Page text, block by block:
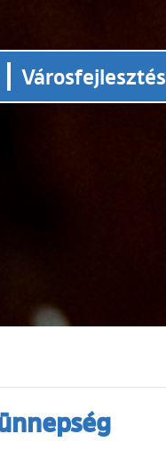
Városfejlesztés